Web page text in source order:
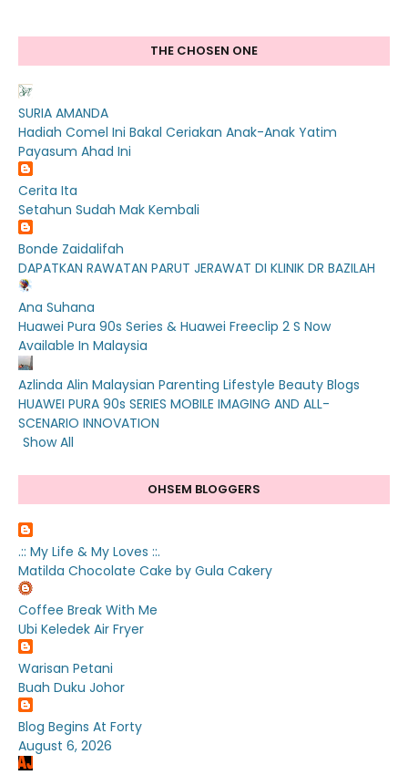
THE CHOSEN ONE
SURIA AMANDA
Hadiah Comel Ini Bakal Ceriakan Anak-Anak Yatim
Payasum Ahad Ini
Cerita Ita
Setahun Sudah Mak Kembali
Bonde Zaidalifah
DAPATKAN RAWATAN PARUT JERAWAT DI KLINIK DR BAZILAH
Ana Suhana
Huawei Pura 90s Series & Huawei Freeclip 2 S Now
Available In Malaysia
Azlinda Alin Malaysian Parenting Lifestyle Beauty Blogs
HUAWEI PURA 90s SERIES MOBILE IMAGING AND ALL-
SCENARIO INNOVATION
Show All
OHSEM BLOGGERS
.:: My Life & My Loves ::.
Matilda Chocolate Cake by Gula Cakery
Coffee Break With Me
Ubi Keledek Air Fryer
Warisan Petani
Buah Duku Johor
Blog Begins At Forty
August 6, 2026